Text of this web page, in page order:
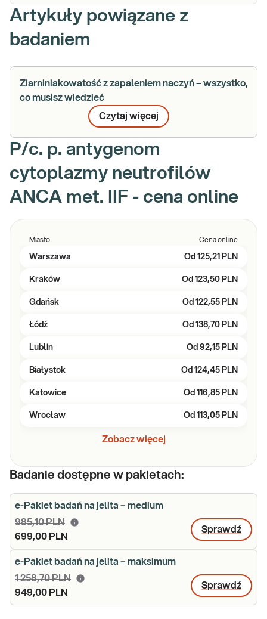
Artykuły powiązane z
badaniem
Ziarniniakowatość z zapaleniem naczyń – wszystko,
co musisz wiedzieć
Czytaj więcej
P/c. p. antygenom
cytoplazmy neutrofilów
ANCA met. IIF - cena online
Miasto Cena online
Warszawa Od 125,21 PLN
Kraków Od 123,50 PLN
Gdańsk Od 122,55 PLN
Łódź Od 138,70 PLN
Lublin Od 92,15 PLN
Białystok Od 124,45 PLN
Katowice Od 116,85 PLN
Wrocław Od 113,05 PLN
Zobacz więcej
Badanie dostępne w pakietach:
e-Pakiet badań na jelita – medium
985,10 PLN
699,00 PLN
Sprawdź
e-Pakiet badań na jelita – maksimum
1 258,70 PLN
949,00 PLN
Sprawdź